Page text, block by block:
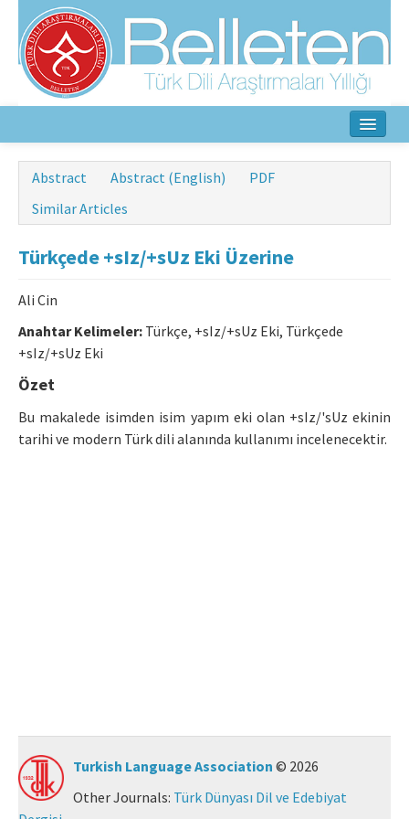
Home
Ethical Principles
Manuscript Submission
Abstract Abstract (English)
PDF
Similar Articles
Türkçede +sIz/+sUz Eki Üzerine
Ali Cin
Anahtar Kelimeler: Türkçe, +sIz/+sUz Eki, Türkçede
+sIz/+sUz Eki
Özet
Bu makalede isimden isim yapım eki olan +sIz/'sUz ekinin
tarihi ve modern Türk dili alanında kullanımı incelenecektir.
Turkish Language Association © 2026
Other Journals: Türk Dünyası Dil ve Edebiyat